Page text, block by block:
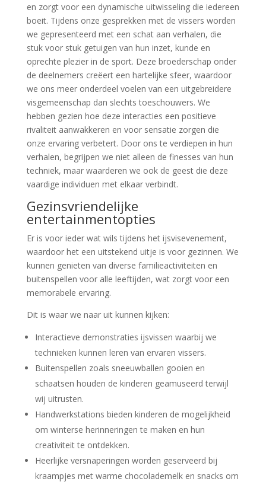
en zorgt voor een dynamische uitwisseling die iedereen
boeit. Tijdens onze gesprekken met de vissers worden
we gepresenteerd met een schat aan verhalen, die
stuk voor stuk getuigen van hun inzet, kunde en
oprechte plezier in de sport. Deze broederschap onder
de deelnemers creëert een hartelijke sfeer, waardoor
we ons meer onderdeel voelen van een uitgebreidere
visgemeenschap dan slechts toeschouwers. We
hebben gezien hoe deze interacties een positieve
rivaliteit aanwakkeren en voor sensatie zorgen die
onze ervaring verbetert. Door ons te verdiepen in hun
verhalen, begrijpen we niet alleen de finesses van hun
techniek, maar waarderen we ook de geest die deze
vaardige individuen met elkaar verbindt.
Gezinsvriendelijke
entertainmentopties
Er is voor ieder wat wils tijdens het ijsvisevenement,
waardoor het een uitstekend uitje is voor gezinnen. We
kunnen genieten van diverse familieactiviteiten en
buitenspellen voor alle leeftijden, wat zorgt voor een
memorabele ervaring.
Dit is waar we naar uit kunnen kijken:
Interactieve demonstraties ijsvissen waarbij we
technieken kunnen leren van ervaren vissers.
Buitenspellen zoals sneeuwballen gooien en
schaatsen houden de kinderen geamuseerd terwijl
wij uitrusten.
Handwerkstations bieden kinderen de mogelijkheid
om winterse herinneringen te maken en hun
creativiteit te ontdekken.
Heerlijke versnaperingen worden geserveerd bij
kraampjes met warme chocolademelk en snacks om